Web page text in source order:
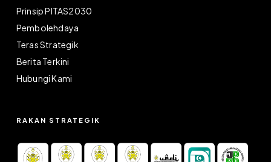
Prinsip PITAS2030
Pembolehdaya
Teras Strategik
Berita Terkini
Hubungi Kami
RAKAN STRATEGIK